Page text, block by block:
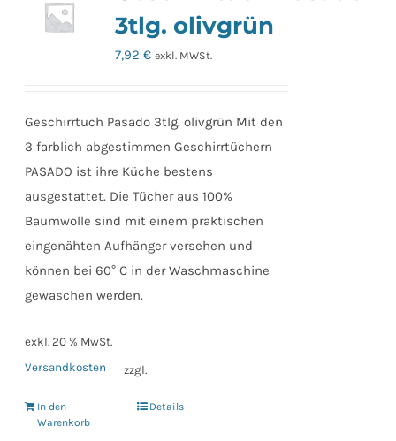
3tlg. olivgrün
7,92€ exkl. MWSt.
Geschirrtuch Pasado 3tlg. olivgrün Mit den
3 farblich abgestimmen Geschirrtüchern
PASADO ist ihre Küche bestens
ausgestattet. Die Tücher aus 100%
Baumwolle sind mit einem praktischen
eingenähten Aufhänger versehen und
können bei 60° C in der Waschmaschine
gewaschen werden.
exkl. 20 % MwSt.
zzgl.
Versandkosten
In den
Warenkorb
Details